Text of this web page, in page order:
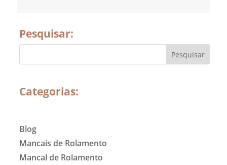
Pesquisar:
Categorias:
Blog
Mancais de Rolamento
Mancal de Rolamento